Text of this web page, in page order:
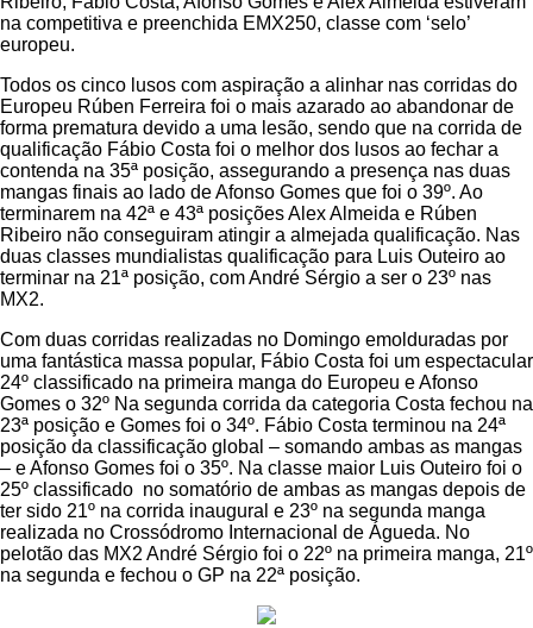
na competitiva e preenchida EMX250, classe com ‘selo’
europeu.
Todos os cinco lusos com aspiração a alinhar nas corridas do
Europeu Rúben Ferreira foi o mais azarado ao abandonar de
forma prematura devido a uma lesão, sendo que na corrida de
qualificação Fábio Costa foi o melhor dos lusos ao fechar a
contenda na 35ª posição, assegurando a presença nas duas
mangas finais ao lado de Afonso Gomes que foi o 39º. Ao
terminarem na 42ª e 43ª posições Alex Almeida e Rúben
Ribeiro não conseguiram atingir a almejada qualificação. Nas
duas classes mundialistas qualificação para Luis Outeiro ao
terminar na 21ª posição, com André Sérgio a ser o 23º nas
MX2.
Com duas corridas realizadas no Domingo emolduradas por
uma fantástica massa popular, Fábio Costa foi um espectacular
24º classificado na primeira manga do Europeu e Afonso
Gomes o 32º Na segunda corrida da categoria Costa fechou na
23ª posição e Gomes foi o 34º. Fábio Costa terminou na 24ª
posição da classificação global – somando ambas as mangas
– e Afonso Gomes foi o 35º. Na classe maior Luis Outeiro foi o
25º classificado no somatório de ambas as mangas depois de
ter sido 21º na corrida inaugural e 23º na segunda manga
realizada no Crossódromo Internacional de Águeda. No
pelotão das MX2 André Sérgio foi o 22º na primeira manga, 21º
na segunda e fechou o GP na 22ª posição.